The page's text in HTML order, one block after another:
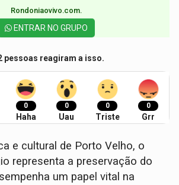
Rondoniaovivo.com.​
ENTRAR NO GRUPO
pessoas reagiram a isso.
0
Haha
0
Uau
0
Triste
0
Grr
e cultural de Porto Velho, o
representa a preservação do
um papel vital na